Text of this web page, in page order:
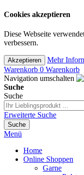
Cookies akzeptieren
Diese Webseite
verbessern.
Akzeptieren
Mehr
Warenkorb 0 Warenkorb
Navigation umschalten
Suche
Suche
Erweiterte Suche
Suche
Menü
Home
Online Shoppen
Garne